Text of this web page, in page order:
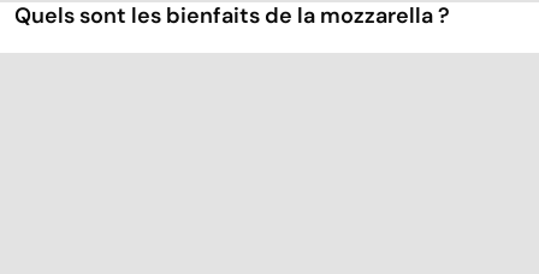
Quels sont les bienfaits de la mozzarella ?